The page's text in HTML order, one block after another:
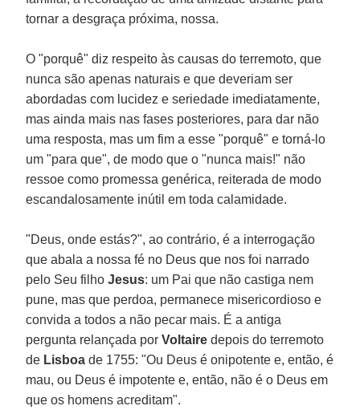
tornar a desgraça próxima, nossa.
O "porquê" diz respeito às causas do terremoto, que
nunca são apenas naturais e que deveriam ser
abordadas com lucidez e seriedade imediatamente,
mas ainda mais nas fases posteriores, para dar não
uma resposta, mas um fim a esse "porquê" e torná-lo
um "para que", de modo que o "nunca mais!" não
ressoe como promessa genérica, reiterada de modo
escandalosamente inútil em toda calamidade.
"Deus, onde estás?", ao contrário, é a interrogação
que abala a nossa fé no Deus que nos foi narrado
pelo Seu filhoJesus: um Pai que não castiga nem
pune, mas que perdoa, permanece misericordioso e
convida a todos a não pecar mais. É a antiga
pergunta relançada porVoltaire depois do terremoto
de Lisboa de 1755: "Ou Deus é onipotente e, então, é
mau, ou Deus é impotente e, então, não é o Deus em
que os homens acreditam".